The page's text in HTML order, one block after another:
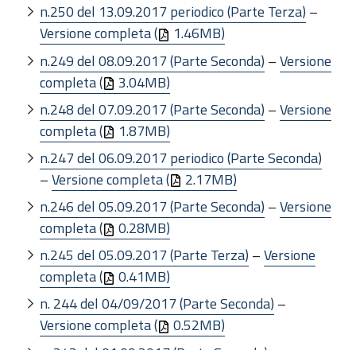
n.250 del 13.09.2017 periodico (Parte Terza) –
Versione completa (
1.46MB)
n.249 del 08.09.2017 (Parte Seconda) –Versione
completa (
3.04MB)
n.248 del 07.09.2017 (Parte Seconda) –Versione
completa (
1.87MB)
n.247 del 06.09.2017 periodico (Parte Seconda)
–Versione completa (
2.17MB)
n.246 del 05.09.2017 (Parte Seconda) –Versione
completa (
0.28MB)
n.245 del 05.09.2017 (Parte Terza) –Versione
completa (
0.41MB)
n. 244 del 04/09/2017 (Parte Seconda) –
Versione completa (
0.52MB)